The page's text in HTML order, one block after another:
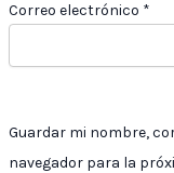
Correo electrónico *
Guardar mi nombre,
navegador para la